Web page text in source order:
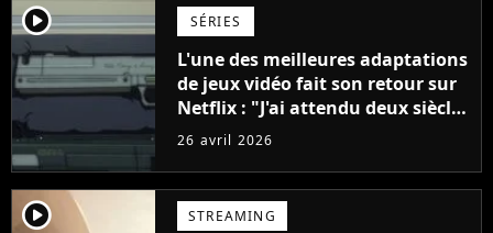
player2 SÉRIES
L'une des meilleures adaptations
de jeux vidéo fait son retour sur
Netflix : "J'ai attendu deux siècles
pour cette bande-annonce"
26 avril 2026
player2 STREAMING